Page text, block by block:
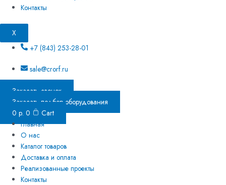
Контакты
X
+7 (843) 253-28-01
sale@crorf.ru
Заказать звонок
Заказать подбор оборудования
0 р. 0
Cart
Главная
О нас
Каталог товаров
Доставка и оплата
Реализованные проекты
Контакты